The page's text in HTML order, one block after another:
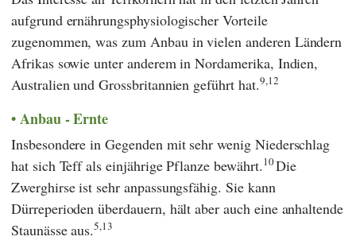
aufgrund ernährungsphysiologischer Vorteile
zugenommen, was zum Anbau in vielen anderen Ländern
Afrikas sowie unter anderem in Nordamerika, Indien,
Australien und Grossbritannien geführt hat.9,12
Anbau - Ernte
Insbesondere in Gegenden mit sehr wenig Niederschlag
hat sich Teff als einjährige Pflanze bewährt.10Die
Zwerghirse ist sehr anpassungsfähig. Sie kann
Dürreperioden überdauern, hält aber auch eine anhaltende
Staunässe aus.5,13